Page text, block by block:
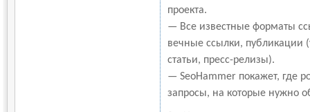
проекта.
— Все известные форматы
вечные ссылки,
статьи, пресс-релизы).
— SeoHammer покажет, где
запросы, на которые нужно